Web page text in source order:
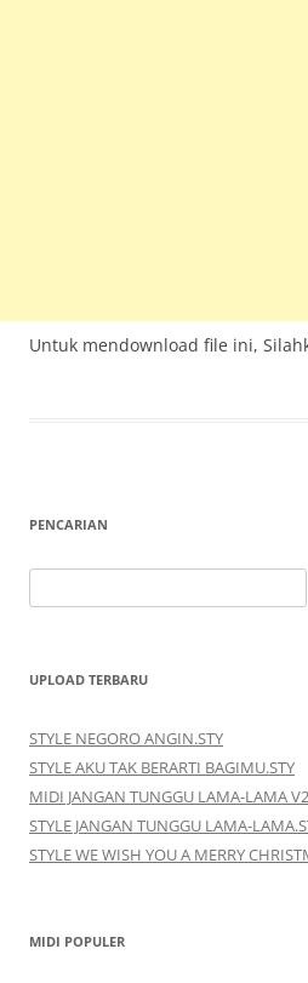
Untuk mendownload file ini,
PENCARIAN
untuk:
UPLOAD TERBARU
STYLE NEGORO ANGIN.STY
STYLE AKU TAK BERARTI BAGIMU.STY
MIDI JANGAN TUNGGU LAMA-LAMA
STYLE JANGAN TUNGGU LAMA-
STYLE WE WISH YOU A MERRY
MIDI POPULER